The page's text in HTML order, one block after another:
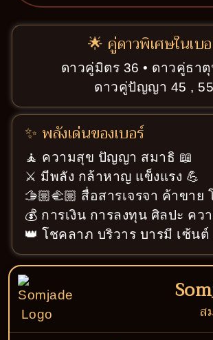
🌟 คู่ดาวพิเศษในเบ
ดาวคู่มิตร 36 • ดาวคู่ธา
ดาวคู่ปัญญา 45 , 55
✨ พลังเด่นของเบอร์
🧘 ความสุข ปัญญา สมาธิ 📖
⚔️ มีพลัง กล้าหาญ แข็งแรง 💪
🫱🏼‍🫲🏼 สื่อสารเจรจา ค้าขา
💰 การเงิน การลงทุน ศิลปะ คว
👑 โชคลาภ บริวาร บารมี เซ้นต์
ส